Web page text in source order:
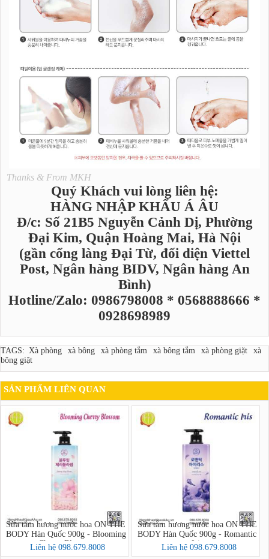
Thanks & From MKH
Quý Khách vui lòng liên hệ:
HÀNG NHẬP KHẨU Á ÂU
Đ/c: Số 21B5 Nguyễn Cảnh Dị, Phường
Đại Kim, Quận Hoàng Mai, Hà Nội
(gần cổng làng Đại Từ, đối diện Viettel
Post, Ngân hàng BIDV, Ngân hàng An
Bình)
Hotline/Zalo: 0986798008 * 0568888666 *
0928698989
TAGS: Xà phòng xà bông xà phòng tắm xà bông tắm xà phòng giặt
xà
bông giặt
SẢN PHẨM LIÊN QUAN
Sữa tắm hương nước hoa ON THE
BODY Hàn Quốc 900g - Blooming
Cherry Blossom
Liên hệ 098.679.8008
Sữa tắm hương nước hoa ON THE
BODY Hàn Quốc 900g - Romantic
Iris
Liên hệ 098.679.8008